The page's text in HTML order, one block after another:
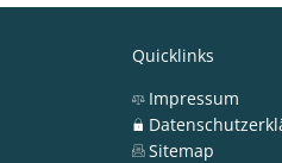
Quicklinks
Impressum
Sitemap